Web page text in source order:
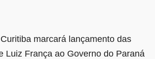
marcará lançamento das
Luiz França ao Governo do Paraná